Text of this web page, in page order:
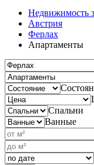
Недвижимость
Австрия
Ферлах
Апартаменты
Спальни
Ванные